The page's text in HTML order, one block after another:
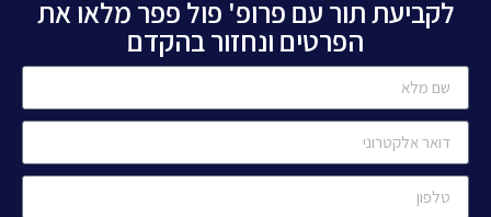
לקביעת תור עם פרופ' פול פפר מלאו את
הפרטים ונחזור בהקדם